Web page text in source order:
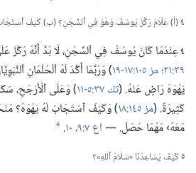
٤‏(‏أ)‏ عَلَامَ رَكَّزَ يُوسُفُ وَهُوَ فِي ٱلسِّجْنِ؟‏ (‏ب)‏ كَيْفَ
٤عِنْدَمَا كَانَ يُوسُفُ فِي ٱلسِّجْنِ،‏ لَا بُدَّ أَنَّهُ رَكَّزَ
٣٩:‏٢١؛‏
مز ١٠٥:‏١٧-‏١٩
‏)‏ وَرُبَّمَا أَكَّدَ لَهُ ٱلْحُلْمَانِ
يَهْوَهَ رَاضٍ عَنْهُ.‏ (‏تك ٣٧:‏٥-‏١١
‏)‏ وَعَلَى ٱلْأَرْجَحِ،‏
كَثِيرَةً.‏ (‏مز ١٤٥:‏١٨
‏)‏ وَكَيْفَ ٱسْتَجَابَ لَهُ يَهْوَهُ؟‏
مَعَهُ› مَهْمَا حَصَلَ.‏ —‏اع ٧:‏٩،‏ ١٠ ‏.‏
*
٥كَيْفَ يُسَاعِدُنَا «سَلَامُ ٱللهِ»؟‏